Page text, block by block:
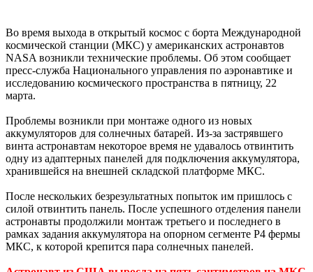
Во время выхода в открытый космос с борта Международной
космической станции (МКС) у американских астронавтов
NASA возникли технические проблемы. Об этом сообщает
пресс-служба Национального управления по аэронавтике и
исследованию космического пространства в пятницу, 22
марта.
Проблемы возникли при монтаже одного из новых
аккумуляторов для солнечных батарей. Из-за застрявшего
винта астронавтам некоторое время не удавалось отвинтить
одну из адаптерных панелей для подключения аккумулятора,
хранившейся на внешней складской платформе МКС.
После нескольких безрезультатных попыток им пришлось с
силой отвинтить панель. После успешного отделения панели
астронавты продолжили монтаж третьего и последнего в
рамках задания аккумулятора на опорном сегменте P4 фермы
МКС, к которой крепится пара солнечных панелей.